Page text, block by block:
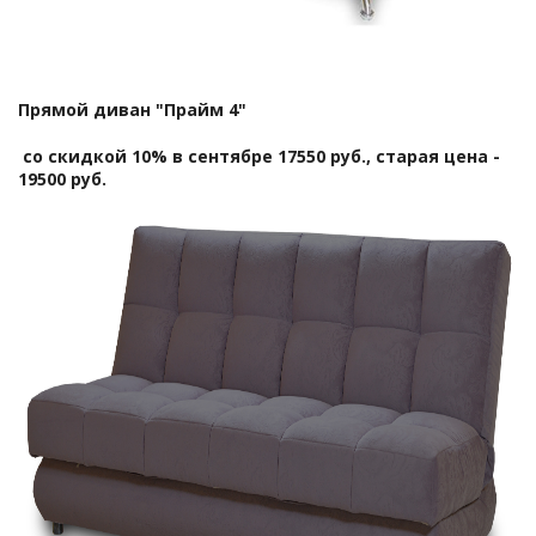
Прямой диван "Прайм 4"
со скидкой 10% в сентябре 17550 руб., старая цена -
19500 руб.